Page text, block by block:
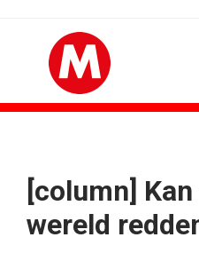
[column]
wereld